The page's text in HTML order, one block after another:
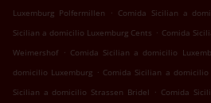
Luxemburg Polfermillen
. Comida Sicilian a
Sicilian a domicilio Luxemburg Cents . Comida
Weimershof . Comida Sicilian a domicilio
domicilio Luxemburg . Comida Sicilian a domicilio
Sicilian a domicilio Strassen Bridel . Comida